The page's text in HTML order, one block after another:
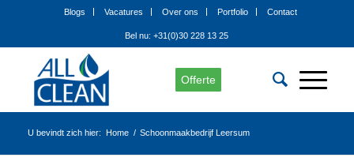
Blogs Vacatures Over ons Portfolio Contact
Bel nu: +31(0)30 228 13 25
Offerte
U bevindt zich hier: Home / Schoonmaakbedrijf Leersum